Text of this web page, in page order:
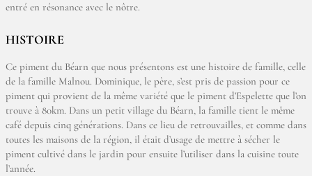
entré en résonance avec le nôtre.
HISTOIRE
Ce piment du Béarn que nous présentons est une histoire de famille, celle
de la famille Malnou. Dominique, le père, s’est pris de passion pour ce
piment qui provient de la même variété que le piment d’Espelette que l’on
trouve à 80km. Dans un petit village du Béarn, la famille tient le même
café depuis cinq générations. Dans ce lieu de retrouvailles, et comme dans
toutes les maisons de la région, il était d’usage de mettre à sécher le
piment cultivé dans le jardin pour ensuite l’utiliser dans la cuisine toute
l’année.